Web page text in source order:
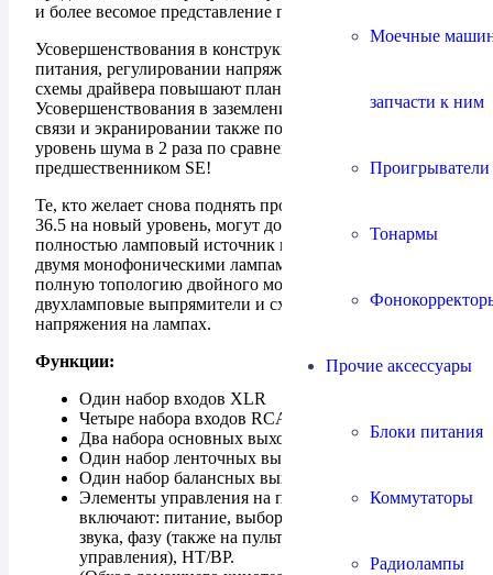
Моечные
запчасти к ним
Тонармы
Прочие аксессуары
Блоки питания
Коммутаторы
Радиолампы
и более весомое представление по сравнению с 9.0SE.
Усовершенствования в конструкции источника
питания, регулировании напряжения и конструкции
схемы драйвера повышают планку.
Усовершенствования в заземлении, трансформаторной
связи и экранировании также позволили снизить
уровень шума в 2 раза по сравнению с его
предшественником SE!
Те, кто желает снова поднять производительность LS
36.5 на новый уровень, могут добавить внешний
полностью ламповый источник питания PS 36.5 с
двумя монофоническими лампами. Этот PS 36.5 имеет
полную топологию двойного моно, включая
двухламповые выпрямители и схемы регулирования
напряжения на лампах.
Функции:
Один набор входов XLR
Четыре набора входов RCA
Два набора основных выходов RCA
Один набор ленточных выходов RCA.
Один набор балансных выходов XLR.
Элементы управления на передней панели
включают: питание, выбор входа и отключение
звука, фазу (также на пульте дистанционного
управления), HT/BP.